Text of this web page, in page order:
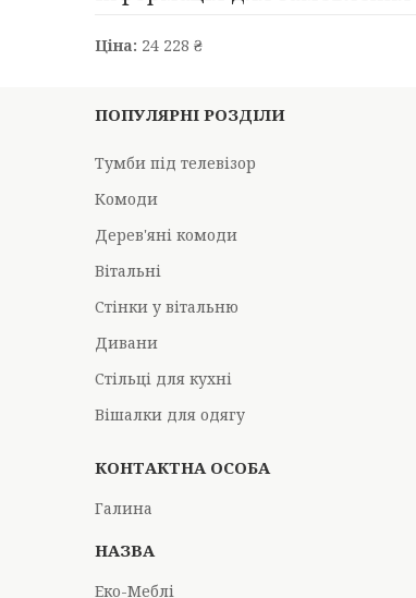
Ціна: 24 228 ₴
ПОПУЛЯРНІ РОЗДІЛИ
Тумби під телевізор
Комоди
Дерев'яні комоди
Вітальні
Стінки у вітальню
Дивани
Стільці для кухні
Вішалки для одягу
Галина
Еко-Меблі